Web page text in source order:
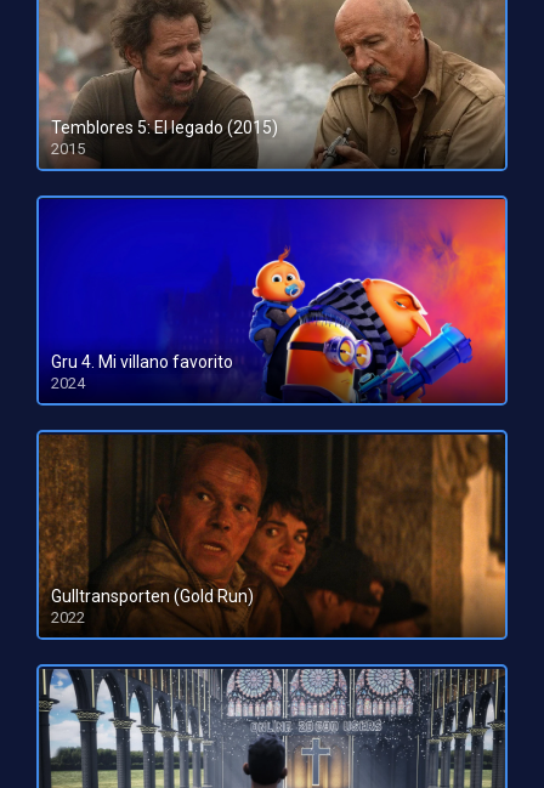
Temblores 5: El legado (2015)
2015
HD 720p
Gru 4. Mi villano favorito
2024
HD 1080pHD 720p
Gulltransporten (Gold Run)
2022
HD 1080pHD 720p